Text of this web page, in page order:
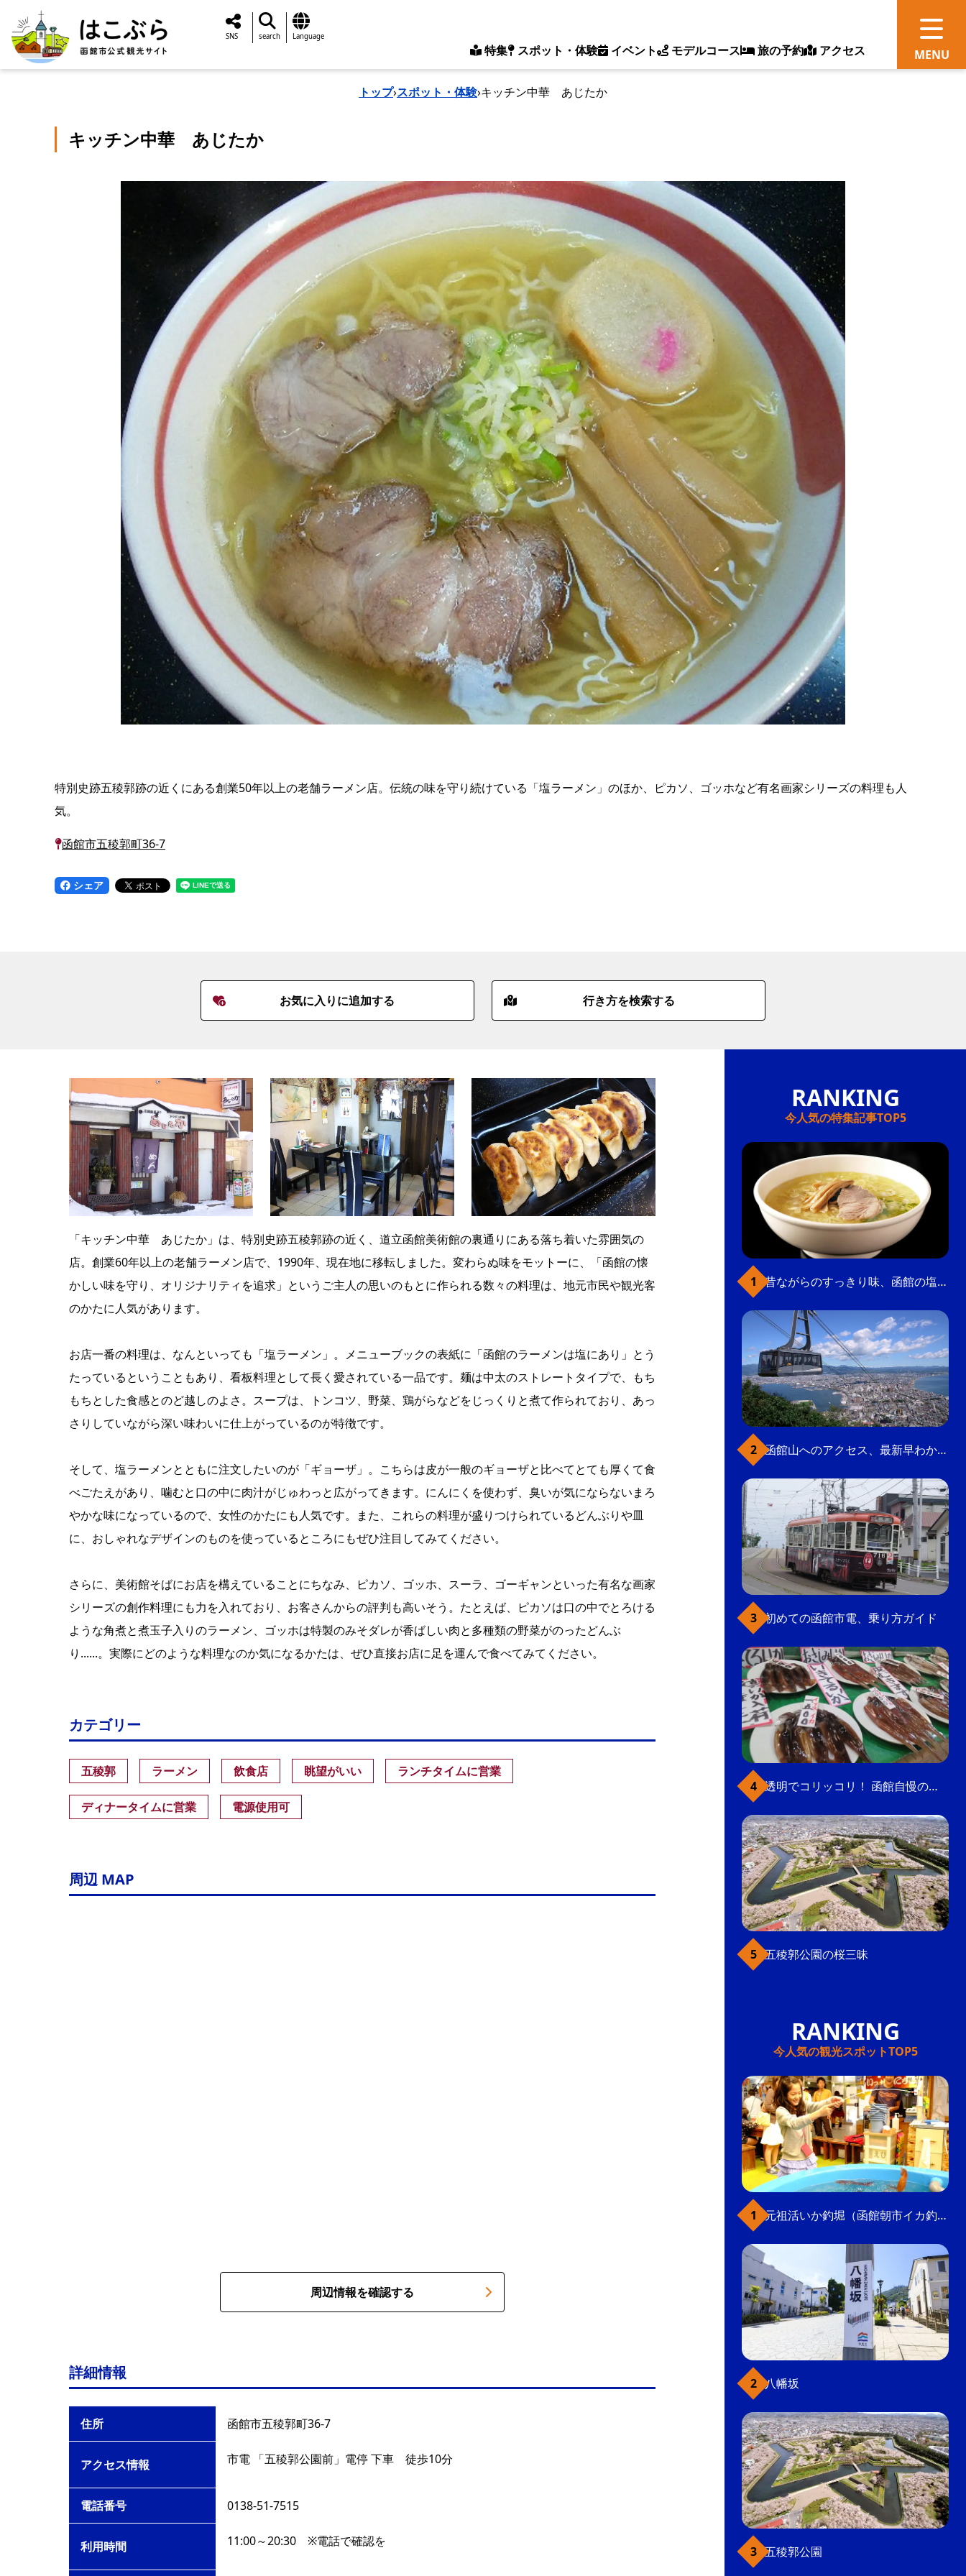
特集 スポット・体験 イベント モデルコース 旅の予約 アクセス
SNS search Language
トップ›スポット・体験›キッチン中華 あじたか
キッチン中華 あじたか
特別史跡五稜郭跡の近くにある創業50年以上の老舗ラーメン店。伝統の味を守り続けている「塩ラーメン」のほか、ピカソ、ゴッホなど有名画家シリーズの料理も人
気。
函館市五稜郭町36-7
シェア
お気に入りに追加する 行き方を検索する
「キッチン中華 あじたか」は、特別史跡五稜郭跡の近く、道立函館美術館の裏通りにある落ち着いた雰囲気の
店。創業60年以上の老舗ラーメン店で、1990年、現在地に移転しました。変わらぬ味をモットーに、「函館の懐
かしい味を守り、オリジナリティを追求」というご主人の思いのもとに作られる数々の料理は、地元市民や観光客
のかたに人気があります。
お店一番の料理は、なんといっても「塩ラーメン」。メニューブックの表紙に「函館のラーメンは塩にあり」とう
たっているということもあり、看板料理として長く愛されている一品です。麺は中太のストレートタイプで、もち
もちとした食感とのど越しのよさ。スープは、トンコツ、野菜、鶏がらなどをじっくりと煮て作られており、あっ
さりしていながら深い味わいに仕上がっているのが特徴です。
そして、塩ラーメンとともに注文したいのが「ギョーザ」。こちらは皮が一般のギョーザと比べてとても厚くて食
べごたえがあり、噛むと口の中に肉汁がじゅわっと広がってきます。にんにくを使わず、臭いが気にならないまろ
やかな味になっているので、女性のかたにも人気です。また、これらの料理が盛りつけられているどんぶりや皿
に、おしゃれなデザインのものを使っているところにもぜひ注目してみてください。
さらに、美術館そばにお店を構えていることにちなみ、ピカソ、ゴッホ、スーラ、ゴーギャンといった有名な画家
シリーズの創作料理にも力を入れており、お客さんからの評判も高いそう。たとえば、ピカソは口の中でとろける
ような角煮と煮玉子入りのラーメン、ゴッホは特製のみそダレが香ばしい肉と多種類の野菜がのったどんぶ
り......。実際にどのような料理なのか気になるかたは、ぜひ直接お店に足を運んで食べてみてください。
カテゴリー
五稜郭 ラーメン 飲食店 眺望がいい ランチタイムに営業
ディナータイムに営業 電源使用可
周辺 MAP
周辺情報を確認する
詳細情報
住所 函館市五稜郭町36-7
アクセス情報 市電 「五稜郭公園前」電停 下車 徒歩10分
電話番号 0138-51-7515
利用時間 11:00～20:30 ※電話で確認を
今人気の特集記事TOP5
昔ながらのすっきり味、函館の塩ラーメン
函館山へのアクセス、最新早わかりガイド
初めての函館市電、乗り方ガイド
透明でコリッコリ！ 函館自慢のいかをどうぞ
五稜郭公園の桜三昧
今人気の観光スポットTOP5
元祖活いか釣堀（函館朝市イカ釣り体験）
八幡坂
五稜郭公園